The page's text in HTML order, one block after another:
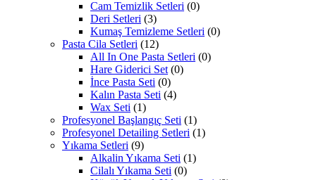
Cam Temizlik Setleri (0)
Deri Setleri (3)
Kumaş Temizleme Setleri (0)
Pasta Cila Setleri (12)
All In One Pasta Setleri (0)
Hare Giderici Set (0)
İnce Pasta Seti (0)
Kalın Pasta Seti (4)
Wax Seti (1)
Profesyonel Başlangıç Seti (1)
Profesyonel Detailing Setleri (1)
Yıkama Setleri (9)
Alkalin Yıkama Seti (1)
Cilalı Yıkama Seti (0)